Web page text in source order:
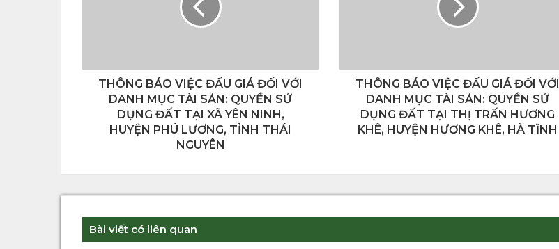
THÔNG BÁO VIỆC ĐẤU GIÁ ĐỐI VỚI
DANH MỤC TÀI SẢN: QUYỀN SỬ
DỤNG ĐẤT TẠI XÃ YÊN NINH,
HUYỆN PHÚ LƯƠNG, TỈNH THÁI
NGUYÊN
THÔNG BÁO VIỆC ĐẤU GIÁ ĐỐI VỚI
DANH MỤC TÀI SẢN: QUYỀN SỬ
DỤNG ĐẤT TẠI THỊ TRẤN HƯƠNG
KHÊ, HUYỆN HƯƠNG KHÊ, HÀ TĨNH
Bài viết có liên quan